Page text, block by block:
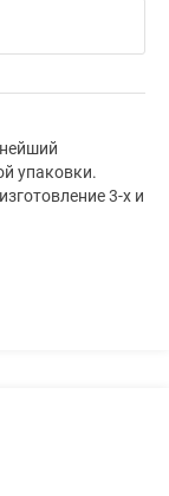
упаковки.
3-х и